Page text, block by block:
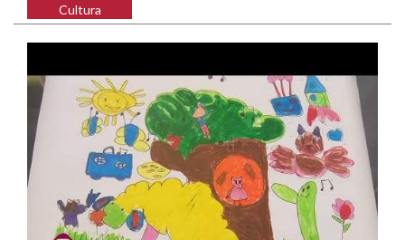
Cultura